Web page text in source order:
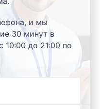
и мы
30 минут в
10:00 до 21:00 по